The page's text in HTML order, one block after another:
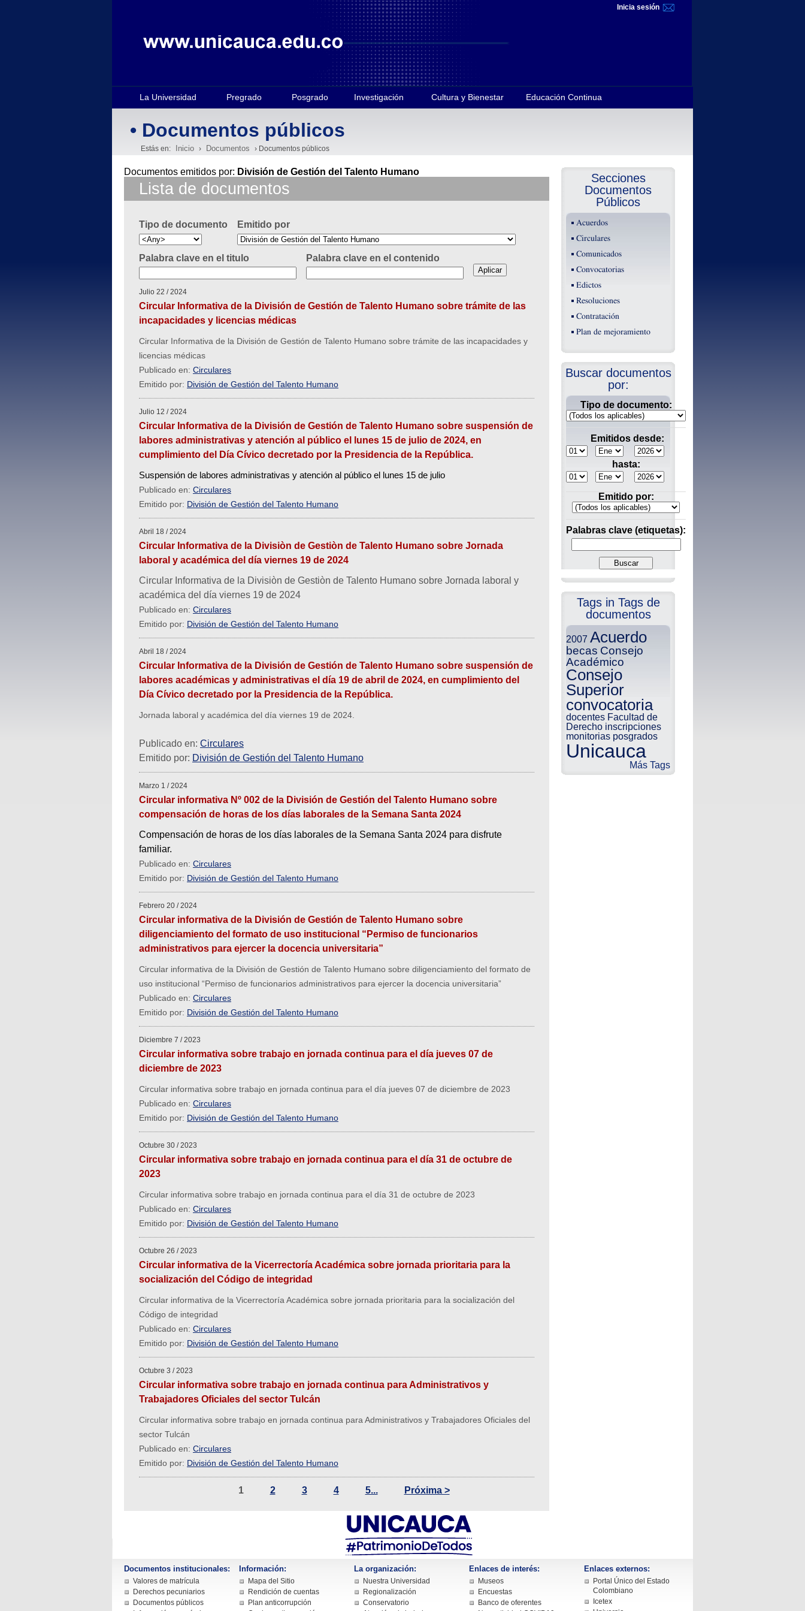
Inicia sesión
La Universidad Pregrado Posgrado Investigación Cultura y Bienestar Educación Continua
• Documentos públicos
Estás en: Inicio › Documentos › Documentos públicos
Documentos emitidos por: División de Gestión del Talento Humano
Lista de documentos
Tipo de documento Emitido por
Palabra clave en el titulo Palabra clave en el contenido
Julio 22 / 2024
Circular Informativa de la División de Gestión de Talento Humano sobre trámite de las
incapacidades y licencias médicas
Circular Informativa de la División de Gestión de Talento Humano sobre trámite de las incapacidades y
licencias médicas
Publicado en: Circulares
Emitido por: División de Gestión del Talento Humano
Julio 12 / 2024
Circular Informativa de la División de Gestión de Talento Humano sobre suspensión de
labores administrativas y atención al público el lunes 15 de julio de 2024, en
cumplimiento del Día Cívico decretado por la Presidencia de la República.
Suspensión de labores administrativas y atención al público el lunes 15 de julio
Publicado en: Circulares
Emitido por: División de Gestión del Talento Humano
Abril 18 / 2024
Circular Informativa de la Divisiòn de Gestiòn de Talento Humano sobre Jornada
laboral y académica del día viernes 19 de 2024
Circular Informativa de la Divisiòn de Gestiòn de Talento Humano sobre Jornada laboral y
académica del día viernes 19 de 2024
Publicado en: Circulares
Emitido por: División de Gestión del Talento Humano
Abril 18 / 2024
Circular Informativa de la División de Gestión de Talento Humano sobre suspensión de
labores académicas y administrativas el día 19 de abril de 2024, en cumplimiento del
Día Cívico decretado por la Presidencia de la República.
Jornada laboral y académica del día viernes 19 de 2024.
Publicado en: Circulares
Emitido por: División de Gestión del Talento Humano
Marzo 1 / 2024
Circular informativa Nº 002 de la División de Gestión del Talento Humano sobre
compensación de horas de los días laborales de la Semana Santa 2024
Compensación de horas de los días laborales de la Semana Santa 2024 para disfrute
familiar.
Publicado en: Circulares
Emitido por: División de Gestión del Talento Humano
Febrero 20 / 2024
Circular informativa de la División de Gestión de Talento Humano sobre
diligenciamiento del formato de uso institucional “Permiso de funcionarios
administrativos para ejercer la docencia universitaria”
Circular informativa de la División de Gestión de Talento Humano sobre diligenciamiento del formato de
uso institucional “Permiso de funcionarios administrativos para ejercer la docencia universitaria”
Publicado en: Circulares
Emitido por: División de Gestión del Talento Humano
Diciembre 7 / 2023
Circular informativa sobre trabajo en jornada continua para el día jueves 07 de
diciembre de 2023
Circular informativa sobre trabajo en jornada continua para el día jueves 07 de diciembre de 2023
Publicado en: Circulares
Emitido por: División de Gestión del Talento Humano
Octubre 30 / 2023
Circular informativa sobre trabajo en jornada continua para el día 31 de octubre de
2023
Circular informativa sobre trabajo en jornada continua para el día 31 de octubre de 2023
Publicado en: Circulares
Emitido por: División de Gestión del Talento Humano
Octubre 26 / 2023
Circular informativa de la Vicerrectoría Académica sobre jornada prioritaria para la
socialización del Código de integridad
Circular informativa de la Vicerrectoría Académica sobre jornada prioritaria para la socialización del
Código de integridad
Publicado en: Circulares
Emitido por: División de Gestión del Talento Humano
Octubre 3 / 2023
Circular informativa sobre trabajo en jornada continua para Administrativos y
Trabajadores Oficiales del sector Tulcán
Circular informativa sobre trabajo en jornada continua para Administrativos y Trabajadores Oficiales del
sector Tulcán
Publicado en: Circulares
Emitido por: División de Gestión del Talento Humano
1 2 3 4 5... Próxima >
Secciones
Documentos
Públicos
Acuerdos
Circulares
Comunicados
Convocatorias
Edictos
Resoluciones
Contratación
Plan de mejoramiento
Buscar documentos
por:
Tipo de documento:
Emitidos desde:
hasta:
Emitido por:
Palabras clave (etiquetas):
Tags in Tags de
documentos
2007 Acuerdo
becas Consejo
Académico
Consejo
Superior
convocatoria
docentes Facultad de
Derecho inscripciones
monitorias posgrados
Unicauca
Más Tags
Documentos institucionales:
Valores de matrícula
Derechos pecuniarios
Documentos públicos
Información:
Mapa del Sitio
Rendición de cuentas
Plan anticorrupción
La organización:
Nuestra Universidad
Regionalización
Conservatorio
Enlaces de interés:
Museos
Encuestas
Banco de oferentes
Enlaces externos:
Portal Único del Estado
Colombiano
Icetex